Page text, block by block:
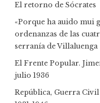
El retorno de Sócrates
«Porque ha auido mui
ordenanzas de las
serranía de Villaluenga
El Frente Popular.
julio 1936
República, Guerra